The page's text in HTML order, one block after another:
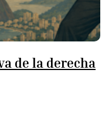
de la derecha